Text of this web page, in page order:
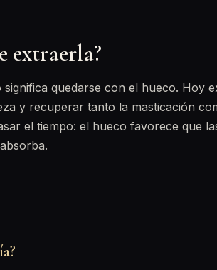
extraerla?
quedarse con el hueco. Hoy
y recuperar tanto la masticación
el tiempo: el hueco favorece que